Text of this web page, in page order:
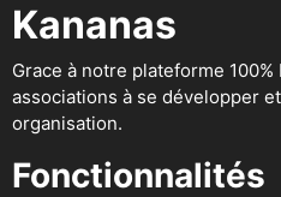
Kananas
Grace à notre plateforme
associations à se développer
organisation.
Fonctionnalités